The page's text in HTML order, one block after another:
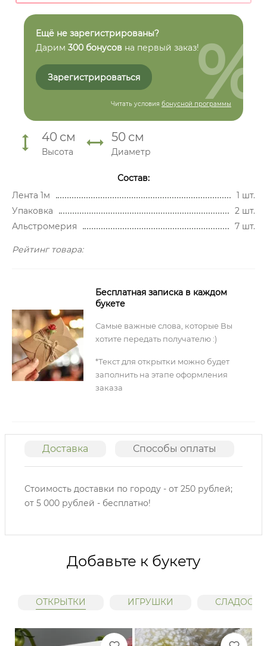
Ещё не зарегистрированы?
Дарим 300 бонусов на первый заказ!
Зарегистрироваться
Читать условия бонусной программы
%
40 см
Высота
50 см
Диаметр
Состав:
Лента 1м
1 шт.
Упаковка
2 шт.
Альстромерия
7 шт.
Рейтинг товара:
Бесплатная записка в каждом
букете
Самые важные слова, которые Вы
хотите передать получателю :)
*Текст для открытки можно будет
заполнить на этапе оформления
заказа
Доставка Способы оплаты
Стоимость доставки по городу - от 250 рублей;
от 5 000 рублей - бесплатно!
Добавьте к букету
ОТКРЫТКИ ИГРУШКИ СЛАДОСТИ